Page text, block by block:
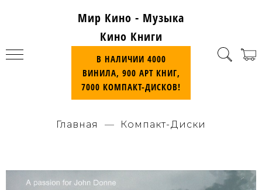
Мир Кино - Музыка
Кино Книги
В НАЛИЧИИ 4000
ВИНИЛА, 900 АРТ КНИГ,
7000 КОМПАКТ-ДИСКОВ!
Главная Компакт-Диски